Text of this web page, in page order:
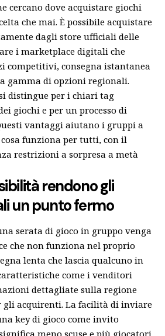
cercano dove acquistare giochi
che mai. È possibile acquistare
dagli store ufficiali delle
i marketplace digitali che
competitivi, consegna istantanea
gamma di opzioni regionali.
distingue per i chiari tag
giochi e per un processo di
vantaggi aiutano i gruppi a
funziona per tutti, con il
restrizioni a sorpresa a metà
rendono gli
un punto fermo
serata di gioco in gruppo venga
che non funziona nel proprio
lenta che lascia qualcuno in
come i venditori
dettagliate sulla regione
acquirenti. La facilità di inviare
key di gioco come invito
meno scuse e più giocatori